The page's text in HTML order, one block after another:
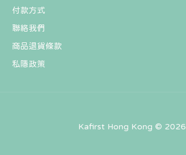
付款方式
聯絡我們
商品退貨條款
私隱政策
Kafirst Hong Kong © 2026